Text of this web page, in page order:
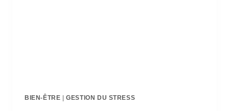
BIEN-ÊTRE |GESTION DU STRESS